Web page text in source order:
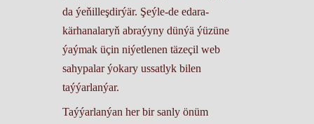
da ýeňilleşdirýär. Şeýle-de edara-
kärhanalaryň abraýyny dünýä ýüzüne
ýaýmak üçin niýetlenen täzeçil web
sahypalar ýokary ussatlyk bilen
taýýarlanýar.
Taýýarlanýan her bir sanly önüm